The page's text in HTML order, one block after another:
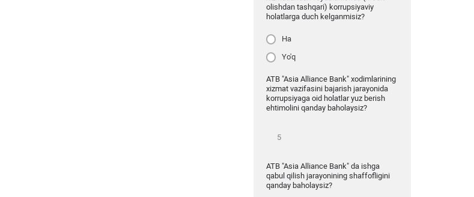
olishdan tashqari) korrupsiyaviy
holatlarga duch kelganmisiz?
Ha
Yo'q
ATB "Asia Alliance Bank" xodimlarining
xizmat vazifasini bajarish jarayonida
korrupsiyaga oid holatlar yuz berish
ehtimolini qanday baholaysiz?
ATB "Asia Alliance Bank" da ishga
qabul qilish jarayonining shaffofligini
qanday baholaysiz?